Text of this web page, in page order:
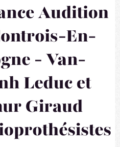
Audition
En-
- Van-
Leduc et
Giraud